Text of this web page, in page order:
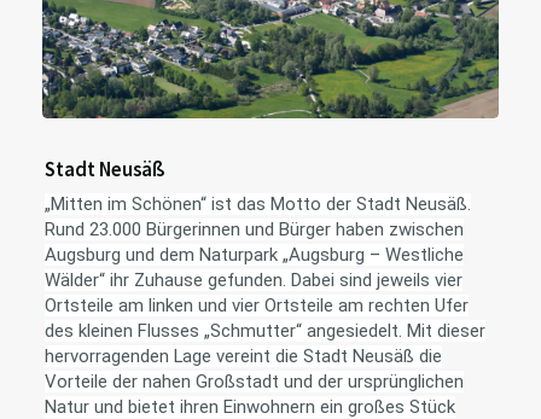
Stadt Neusäß
„Mitten im Schönen“ ist das Motto der Stadt Neusäß.
Rund 23.000 Bürgerinnen und Bürger haben zwischen
Augsburg und dem Naturpark „Augsburg – Westliche
Wälder“ ihr Zuhause gefunden. Dabei sind jeweils vier
Ortsteile am linken und vier Ortsteile am rechten Ufer
des kleinen Flusses „Schmutter“ angesiedelt. Mit dieser
hervorragenden Lage vereint die Stadt Neusäß die
Vorteile der nahen Großstadt und der ursprünglichen
Natur und bietet ihren Einwohnern ein großes Stück